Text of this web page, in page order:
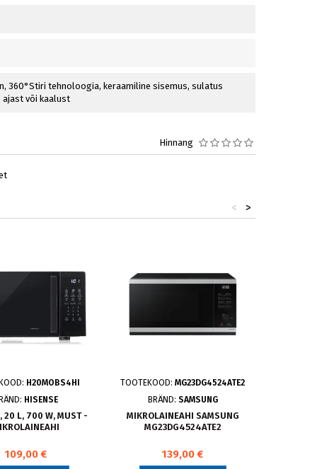
360°Stiri tehnoloogia, keraamiline sisemus, sulatus
või kaalust
Hinnang
>
<
H20MOBS4HI
HISENSE
20 L, 700 W, MUST -
109,00 €
TOOTEKOOD: MG23DG4524ATE2
BRÄND: SAMSUNG
MIKROLAINEAHI SAMSUNG
MG23DG4524ATE2
139,00 €